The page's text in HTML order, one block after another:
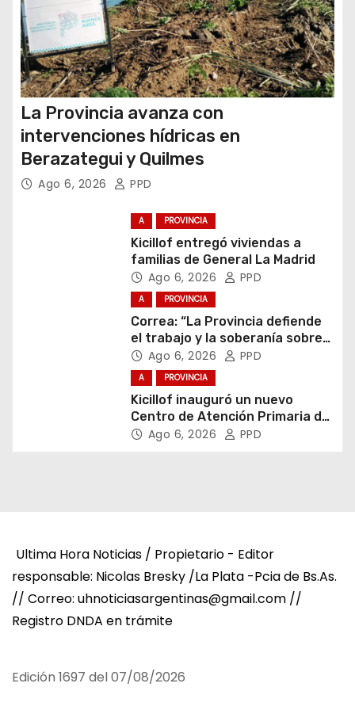
s
La Provincia avanza con
intervenciones hídricas en
Berazategui y Quilmes
Ago 6, 2026 PPD
A PROVINCIA
Kicillof entregó viviendas a
familias de General La Madrid
Ago 6, 2026 PPD
A PROVINCIA
Correa: “La Provincia defiende
el trabajo y la soberanía sobre
puertos y ríos”
Ago 6, 2026 PPD
A PROVINCIA
Kicillof inauguró un nuevo
Centro de Atención Primaria de
la Salud
Ago 6, 2026 PPD
Ultima Hora Noticias / Propietario - Editor
responsable: Nicolas Bresky /La Plata -Pcia de Bs.As.
// Correo: uhnoticiasargentinas@gmail.com //
Registro DNDA en trámite
Edición 1697 del 07/08/2026